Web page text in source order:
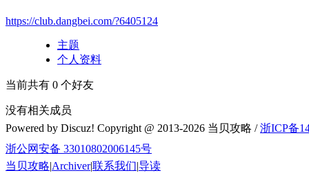
https://club.dangbei.com/?6405124
主题
个人资料
当前共有 0 个好友
没有相关成员
Powered by Discuz! Copyright @ 2013-2026 当贝攻略 /浙ICP备
浙公网安备 33010802006145号
当贝攻略|Archiver|联系我们|导读